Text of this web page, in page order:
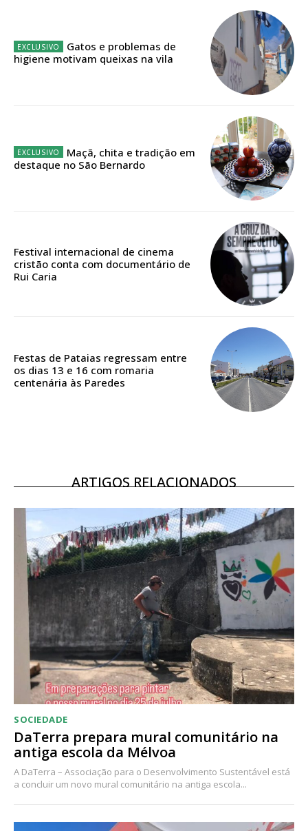
12 meses
Edição em papel entregue à Quinta-feira em sua
Acesso ao conteúdo online
Acesso aos conteúdos Exclusivos para
16€
assinantes
Escolha o plano
Gatos e problemas de
higiene motivam queixas na vila
Maçã, chita e tradição em
destaque no São Bernardo
Festival internacional de cinema
cristão conta com documentário de
Rui Caria
Festas de Pataias regressam entre
os dias 13 e 16 com romaria
centenária às Paredes
ARTIGOS RELACIONADOS
SOCIEDADE
DaTerra prepara mural comunitário na
antiga escola da Mélvoa
A DaTerra – Associação para o Desenvolvimento Sustentável está
a concluir um novo mural comunitário na antiga escola...